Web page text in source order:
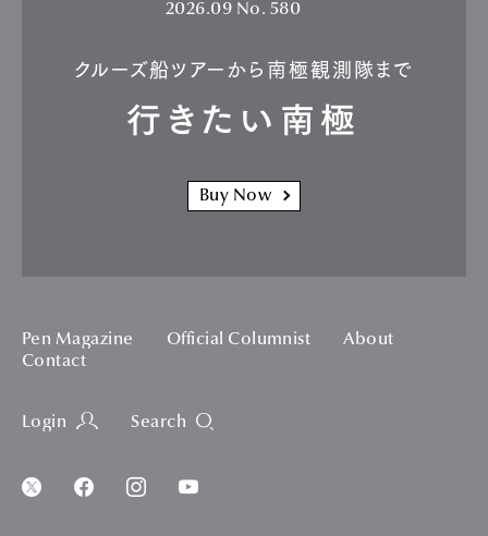
2026.09 No. 580
クルーズ船ツアーから南極観測隊まで
行きたい南極
Buy Now
Pen Magazine Official Columnist
About
Contact
Login Search